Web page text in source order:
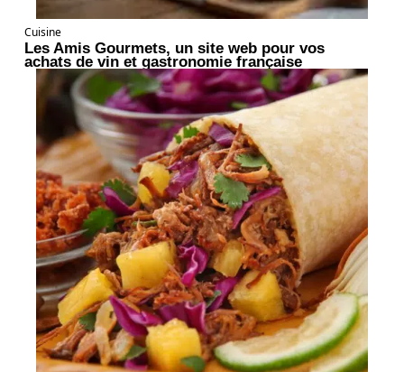
Cuisine
Les Amis Gourmets, un site web pour vos
achats de vin et gastronomie française